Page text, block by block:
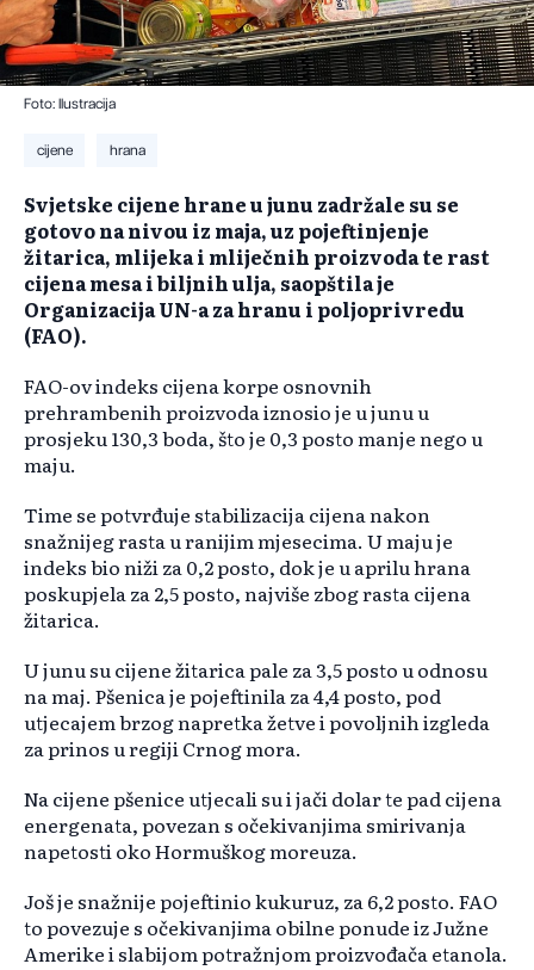
Foto: Ilustracija
cijene hrana
Svjetske cijene hrane u junu zadržale su se
gotovo na nivou iz maja, uz pojeftinjenje
žitarica, mlijeka i mliječnih proizvoda te rast
cijena mesa i biljnih ulja, saopštila je
Organizacija UN-a za hranu i poljoprivredu
(FAO).
FAO-ov indeks cijena korpe osnovnih
prehrambenih proizvoda iznosio je u junu u
prosjeku 130,3 boda, što je 0,3 posto manje nego u
maju.
Time se potvrđuje stabilizacija cijena nakon
snažnijeg rasta u ranijim mjesecima. U maju je
indeks bio niži za 0,2 posto, dok je u aprilu hrana
poskupjela za 2,5 posto, najviše zbog rasta cijena
žitarica.
U junu su cijene žitarica pale za 3,5 posto u odnosu
na maj. Pšenica je pojeftinila za 4,4 posto, pod
utjecajem brzog napretka žetve i povoljnih izgleda
za prinos u regiji Crnog mora.
Na cijene pšenice utjecali su i jači dolar te pad cijena
energenata, povezan s očekivanjima smirivanja
napetosti oko Hormuškog moreuza.
Još je snažnije pojeftinio kukuruz, za 6,2 posto. FAO
to povezuje s očekivanjima obilne ponude iz Južne
Amerike i slabijom potražnjom proizvođača etanola.